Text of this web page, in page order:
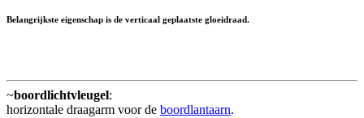
Belangrijkste eigenschap is de verticaal geplaatste gloeidraad.
~boordlichtvleugel:
horizontale draagarm voor de boordlantaarn.